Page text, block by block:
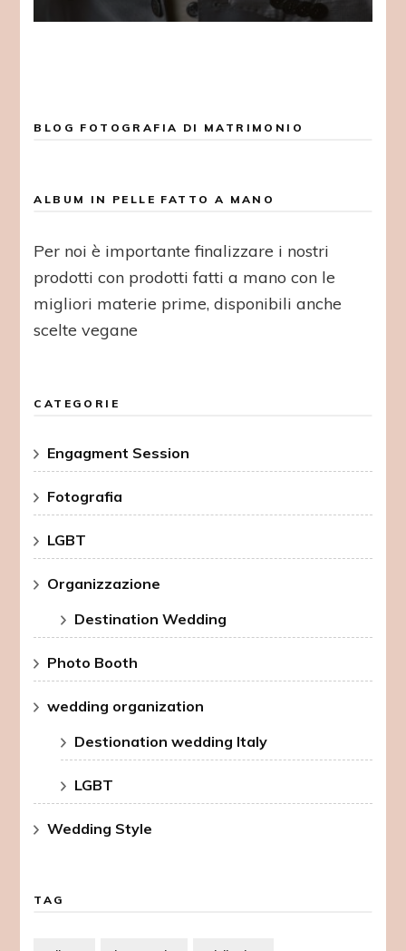
BLOG FOTOGRAFIA DI MATRIMONIO
ALBUM IN PELLE FATTO A MANO
Per noi è importante finalizzare i nostri
prodotti con prodotti fatti a mano con le
migliori materie prime, disponibili anche
scelte vegane
CATEGORIE
Engagment Session
Fotografia
LGBT
Organizzazione
Destination Wedding
Photo Booth
wedding organization
Destionation wedding Italy
LGBT
Wedding Style
TAG